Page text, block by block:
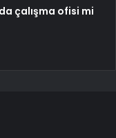
çalışma ofisi mi